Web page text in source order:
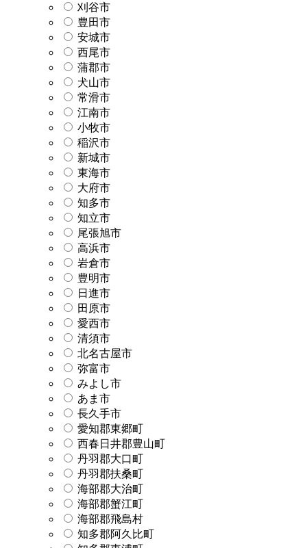
刈谷市
豊田市
安城市
西尾市
蒲郡市
犬山市
常滑市
江南市
小牧市
稲沢市
新城市
東海市
大府市
知多市
知立市
尾張旭市
高浜市
岩倉市
豊明市
日進市
田原市
愛西市
清須市
北名古屋市
弥富市
みよし市
あま市
長久手市
愛知郡東郷町
西春日井郡豊山町
丹羽郡大口町
丹羽郡扶桑町
海部郡大治町
海部郡蟹江町
海部郡飛島村
知多郡阿久比町